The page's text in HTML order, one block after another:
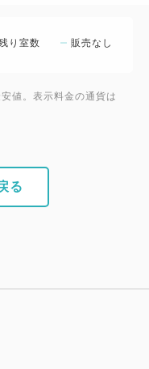
。
1回、4連泊ではラ
では夕食時に飲み
きません
り室数 販売なし
値。表示料金の通貨は
る